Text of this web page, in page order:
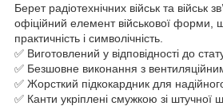
Берет радіотехнічних військ та військ
офіційний елемент військової форми,
практичність і символічність.
✅ Виготовлений у відповідності до
✅ Безшовне виконання з
✅ Жорсткий підкокардник для
✅ Канти укріплені смужкою зі штучної